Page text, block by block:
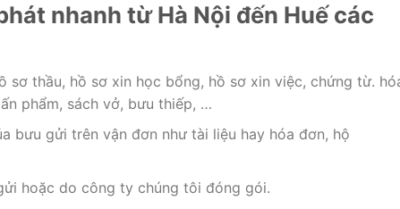
nhanh từ Hà Nội đến Huế các
sơ thầu, hồ sơ xin học bổng, hồ sơ xin việc, chứng từ.
phẩm, sách vở, bưu thiếp, …
bưu gửi trên vận đơn như tài liệu hay hóa đơn, hộ
hoặc do công ty chúng tôi đóng gói.